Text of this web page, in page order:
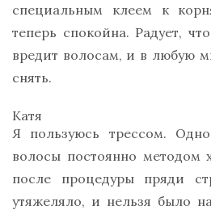
специальным клеем к
теперь спокойна. Радует,
вредит волосам, и в любую
снять.
Катя
Я пользуюсь трессом.
волосы постоянно методом
после процедуры пряди
утяжеляло, и нельзя было